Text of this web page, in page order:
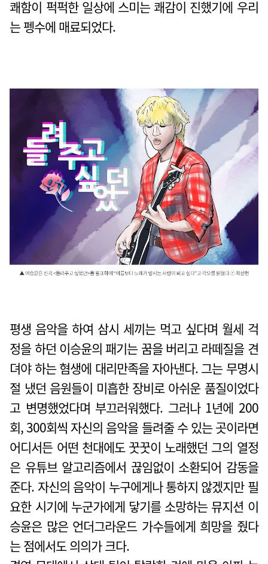
쾌함이 퍽퍽한 일상에 스미는 쾌감이 진했기에 우리
는 펭수에 매료되었다.
평생 음악을 하여 삼시 세끼는 먹고 싶다며 월세 걱
정을 하던 이승윤의 패기는 꿈을 버리고 라떼질을 견
뎌야 하는 혐생에 대리만족을 자아낸다. 그는 무명시
절 냈던 음원들이 미흡한 장비로 아쉬운 품질이었다
고 변명했었다며 부끄러워했다. 그러나 1년에 200
회, 300회씩 자신의 음악을 들려줄 수 있는 곳이라면
어디서든 어떤 천대에도 꿋꿋이 노래했던 그의 열정
은 유튜브 알고리즘에서 끊임없이 소환되어 감동을
준다. 자신의 음악이 누구에게나 통하지 않겠지만 필
요한 시기에 누군가에게 닿기를 소망하는 뮤지션 이
승윤은 많은 언더그라운드 가수들에게 희망을 줬다
는 점에서도 의의가 크다.